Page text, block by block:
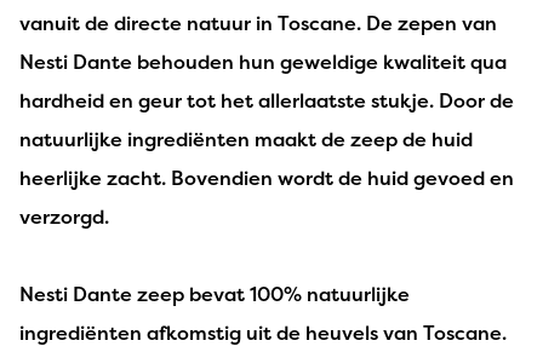
vanuit de directe natuur in Toscane. De zepen van
Nesti Dante behouden hun geweldige kwaliteit qua
hardheid en geur tot het allerlaatste stukje. Door de
natuurlijke ingrediënten maakt de zeep de huid
heerlijke zacht. Bovendien wordt de huid gevoed en
verzorgd.
Nesti Dante zeep bevat 100% natuurlijke
ingrediënten afkomstig uit de heuvels van Toscane.